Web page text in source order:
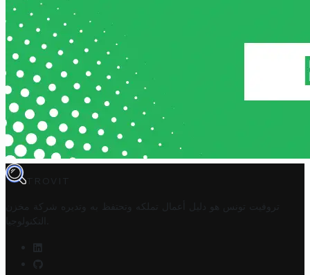
TROVIT
تروفيت تونس هو دليل أعمال تملكه وتحتفظ به وتديره
شركة مخزن
التكنولوجيا